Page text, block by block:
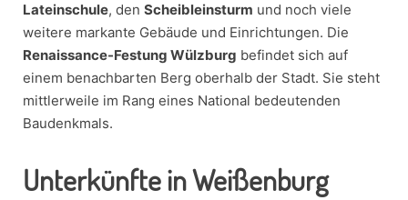
Lateinschule, den Scheibleinsturm und noch viele
weitere markante Gebäude und Einrichtungen. Die
Renaissance-Festung Wülzburg befindet sich auf
einem benachbarten Berg oberhalb der Stadt. Sie steht
mittlerweile im Rang eines National bedeutenden
Baudenkmals.
Unterkünfte in Weißenburg